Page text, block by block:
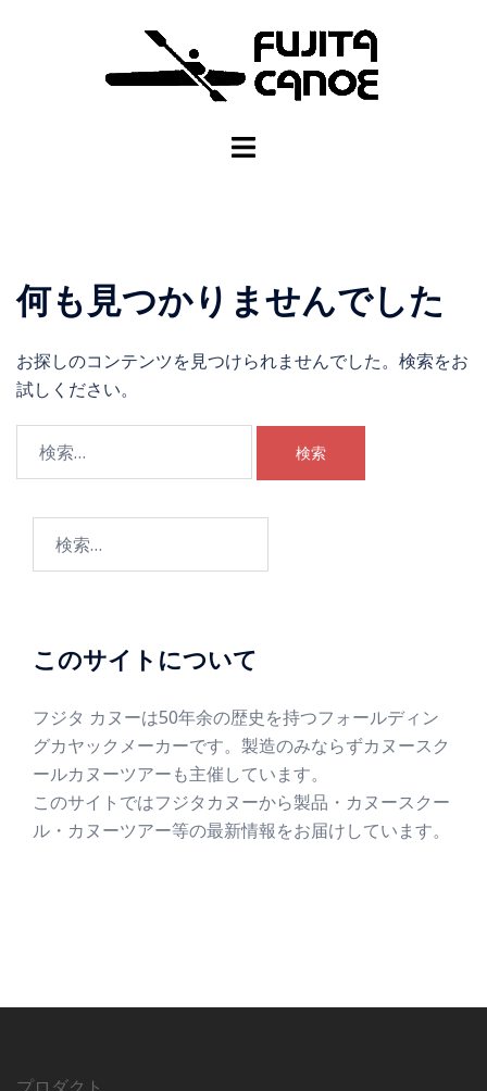
何も見つかりませんでした
お探しのコンテンツを見つけられませんでした。検索をお
試しください。
このサイトについて
フジタ カヌーは50年余の歴史を持つフォールディン
グカヤックメーカーです。製造のみならずカヌースク
ールカヌーツアーも主催しています。
このサイトではフジタカヌーから製品・カヌースクー
ル・カヌーツアー等の最新情報をお届けしています。